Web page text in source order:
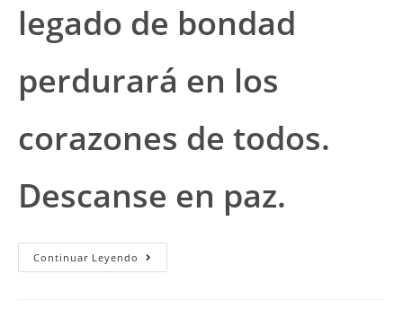
legado de bondad
perdurará en los
corazones de todos.
Descanse en paz.
Continuar Leyendo Checo
Padilla,